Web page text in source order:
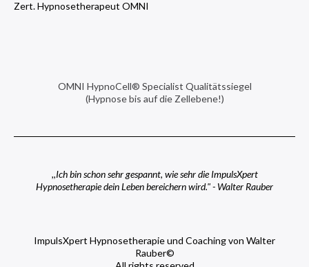
Zert. Hypnosetherapeut OMNI
OMNI HypnoCell® Specialist Qualitätssiegel
(Hypnose bis auf die Zellebene!)
,,Ich bin schon sehr gespannt, wie sehr die ImpulsXpert
Hypnosetherapie dein Leben bereichern wird." - Walter Rauber
ImpulsXpert Hypnosetherapie und Coaching von Walter
Rauber©